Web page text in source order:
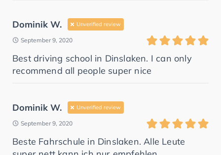
Dominik W. Unverified review
September 9, 2020
Best driving school in Dinslaken. I can only
recommend all people super nice
Dominik W. Unverified review
September 9, 2020
Beste Fahrschule in Dinslaken. Alle Leute